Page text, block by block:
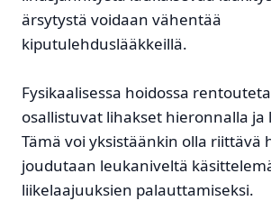
ärsytystä voidaan vähentää
kiputulehduslääkkeillä.
Fysikaalisessa hoidossa
osallistuvat lihakset hieronnalla ja
Tämä voi yksistäänkin olla riittävä
joudutaan leukaniveltä
liikelaajuuksien palauttamiseksi.